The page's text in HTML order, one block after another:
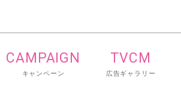
CAMPAIGN
キャンペーン
TVCM
広告ギャラリー